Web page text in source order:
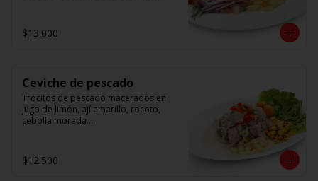
$13.000
Ceviche de pescado
Trocitos de pescado macerados en
jugo de limón, ají amarillo, rocoto,
cebolla morada.
$12.500